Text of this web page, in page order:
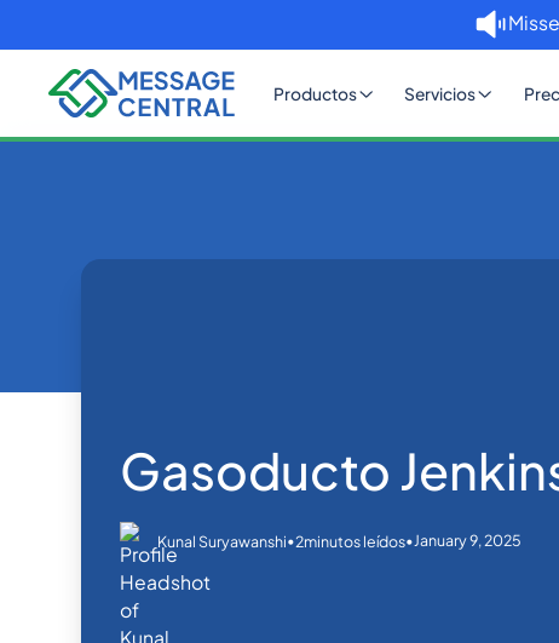
Productos Servicios
Gasoducto
Kunal Suryawanshi•2minutos leídos•January 9, 2025